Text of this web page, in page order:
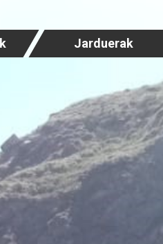
Jarduerak